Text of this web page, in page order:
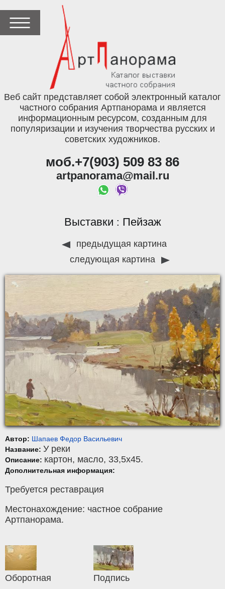
Веб сайт представляет собой электронный каталог
частного собрания Артпанорама и является
информационным ресурсом, созданным для
популяризации и изучения творчества русских и
советских художников.
моб.+7(903) 509 83 86
artpanorama@mail.ru
Выставки : Пейзаж
предыдущая картина
следующая картина
Автор: Шапаев Федор Васильевич
Название: У реки
Описание: картон, масло, 33,5x45.
Дополнительная информация:
Требуется реставрация
Местонахождение: частное собрание
Артпанорама.
Оборотная Подпись